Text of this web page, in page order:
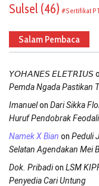
Sulsel (46) Sertifikat
Salam Pembaca
𝘠𝘖𝘏𝘈𝘕𝘌𝘚 𝘌𝘓𝘌𝘛𝘙𝘐𝘜𝘚
Pemda Ngada Pastikan
Imanuelon Dari Sikka
Huruf Pendobrak
Namek X Bian on Peduli
Selatan Agendakan Mei
Dok. Pribadion LSM
Penyedia Cari Untung